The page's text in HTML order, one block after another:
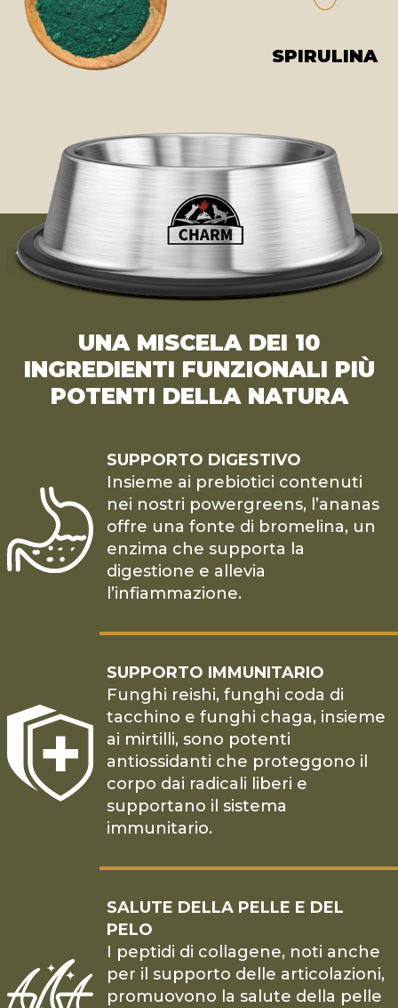
SPIRULINA
UNA MISCELA DEI 10
INGREDIENTI FUNZIONALI PIÙ
POTENTI DELLA NATURA
SUPPORTO DIGESTIVO
Insieme ai prebiotici contenuti
nei nostri powergreens, l’ananas
offre una fonte di bromelina, un
enzima che supporta la
digestione e allevia
l’infiammazione.
SUPPORTO IMMUNITARIO
Funghi reishi, funghi coda di
tacchino e funghi chaga, insieme
ai mirtilli, sono potenti
antiossidanti che proteggono il
corpo dai radicali liberi e
supportano il sistema
immunitario.
SALUTE DELLA PELLE E DEL
PELO
I peptidi di collagene, noti anche
per il supporto delle articolazioni,
promuovono la salute della pelle